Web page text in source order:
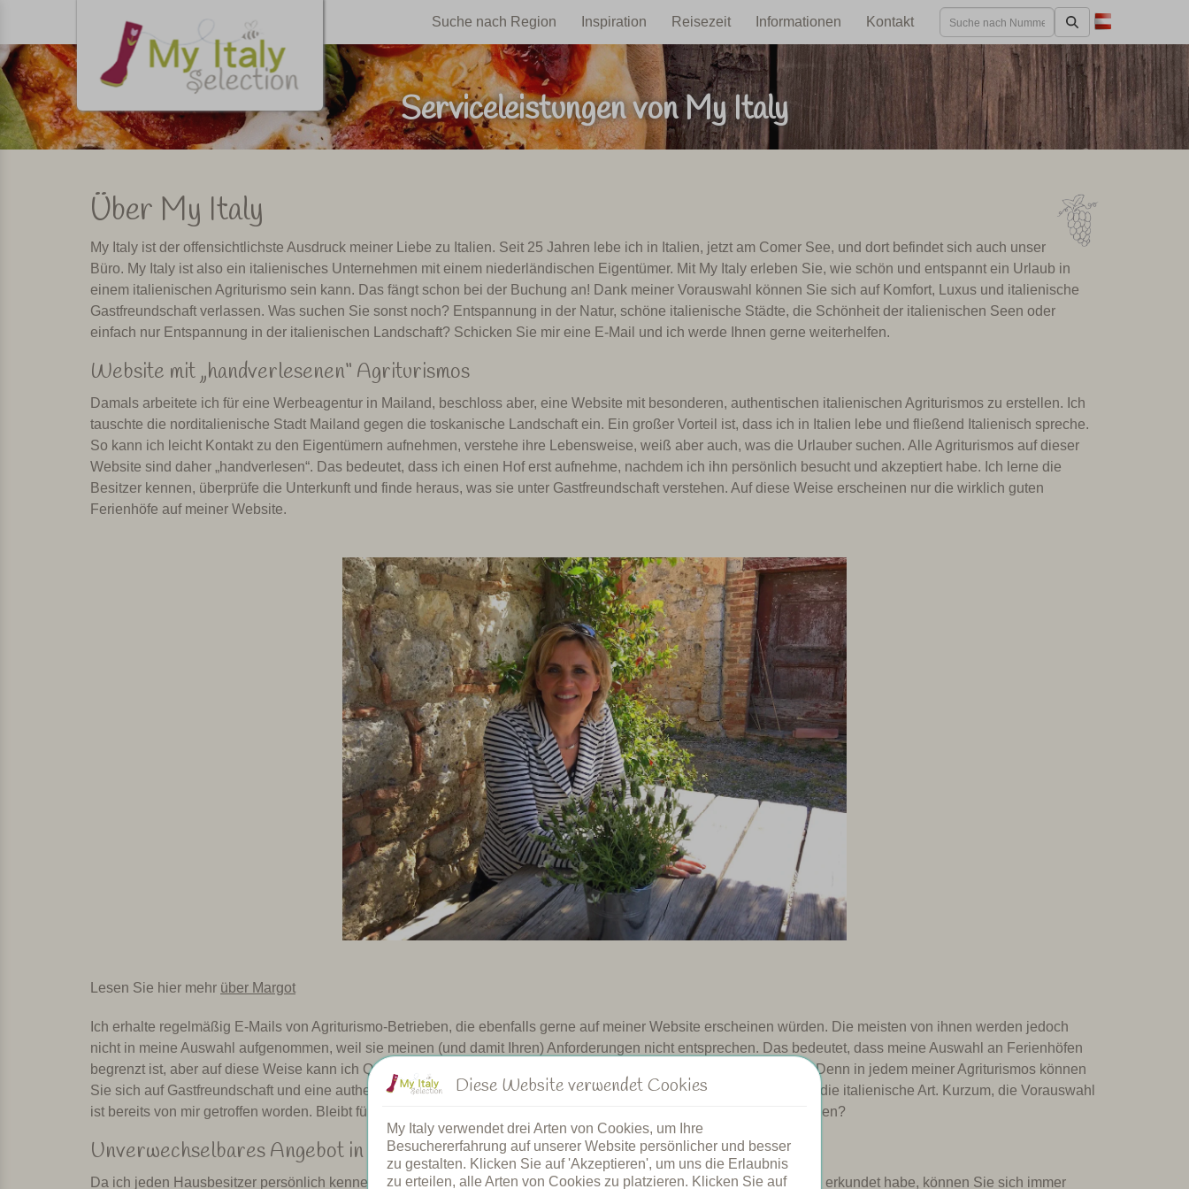
Suche nach Region Inspiration Reisezeit Informationen Kontakt
Serviceleistungen von My Italy
Über My Italy
My Italy ist der offensichtlichste Ausdruck meiner Liebe zu Italien. Seit 25 Jahren lebe ich in Italien, jetzt am Comer See, und dort befindet sich auch unser
Büro. My Italy ist also ein italienisches Unternehmen mit einem niederländischen Eigentümer. Mit My Italy erleben Sie, wie schön und entspannt ein Urlaub in
einem italienischen Agriturismo sein kann. Das fängt schon bei der Buchung an! Dank meiner Vorauswahl können Sie sich auf Komfort, Luxus und italienische
Gastfreundschaft verlassen. Was suchen Sie sonst noch? Entspannung in der Natur, schöne italienische Städte, die Schönheit der italienischen Seen oder
einfach nur Entspannung in der italienischen Landschaft? Schicken Sie mir eine E-Mail und ich werde Ihnen gerne weiterhelfen.
Website mit „handverlesenen“ Agriturismos
Damals arbeitete ich für eine Werbeagentur in Mailand, beschloss aber, eine Website mit besonderen, authentischen italienischen Agriturismos zu erstellen. Ich
tauschte die norditalienische Stadt Mailand gegen die toskanische Landschaft ein. Ein großer Vorteil ist, dass ich in Italien lebe und fließend Italienisch spreche.
So kann ich leicht Kontakt zu den Eigentümern aufnehmen, verstehe ihre Lebensweise, weiß aber auch, was die Urlauber suchen. Alle Agriturismos auf dieser
Website sind daher „handverlesen“. Das bedeutet, dass ich einen Hof erst aufnehme, nachdem ich ihn persönlich besucht und akzeptiert habe. Ich lerne die
Besitzer kennen, überprüfe die Unterkunft und finde heraus, was sie unter Gastfreundschaft verstehen. Auf diese Weise erscheinen nur die wirklich guten
Ferienhöfe auf meiner Website.
Lesen Sie hier mehr über Margot
Ich erhalte regelmäßig E-Mails von Agriturismo-Betrieben, die ebenfalls gerne auf meiner Website erscheinen würden. Die meisten von ihnen werden jedoch
nicht in meine Auswahl aufgenommen, weil sie meinen (und damit Ihren) Anforderungen nicht entsprechen. Das bedeutet, dass meine Auswahl an Ferienhöfen
begrenzt ist, aber auf diese Weise kann ich Qualität garantieren und Ihnen eine maßgeschneiderte Beratung bieten. Denn in jedem meiner Agriturismos können
Sie sich auf Gastfreundschaft und eine authentische, italienische Atmosphäre verlassen. Hier erleben Sie Urlaub auf die italienische Art. Kurzum, die Vorauswahl
ist bereits von mir getroffen worden. Bleibt für Sie nur noch die Frage: Wo in Italien möchten Sie Ihren Urlaub verbringen?
Unverwechselbares Angebot in Italien
Da ich jeden Hausbesitzer persönlich kenne, die Strecke zu jedem Agriturismo gefahren bin und auch die Umgebung erkundet habe, können Sie sich immer
Diese Website verwendet Cookies
My Italy verwendet drei Arten von Cookies, um Ihre
Besuchererfahrung auf unserer Website persönlicher und besser
zu gestalten. Klicken Sie auf 'Akzeptieren', um uns die Erlaubnis
zu erteilen, alle Arten von Cookies zu platzieren. Klicken Sie auf